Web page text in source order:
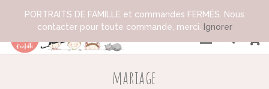
mariage
PORTRAITS DE FAMILLE et commandes FERMÉS. Nous
contacter pour toute commande, merci.
Ignorer